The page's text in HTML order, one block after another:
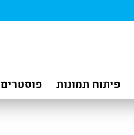
פיתוח תמונות פוסטרים